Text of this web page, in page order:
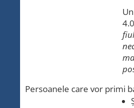
Persoanele care vor primi